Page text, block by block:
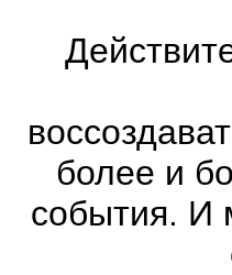
более и
события. И